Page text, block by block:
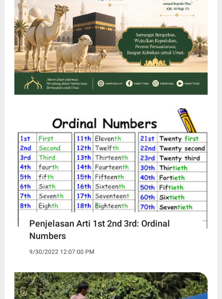
Penjelasan Arti 1st 2nd 3rd: Ordinal
Numbers
9/30/2022 12:07:00 PM